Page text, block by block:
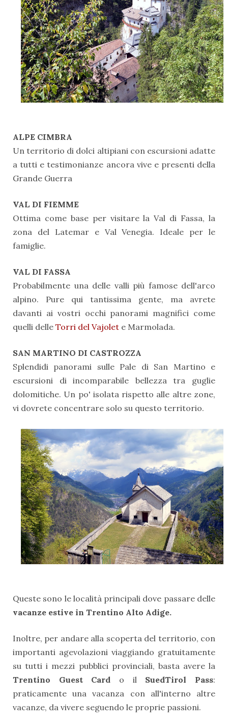
ALPE CIMBRA
Un territorio di dolci altipiani con escursioni adatte
a tutti e testimonianze ancora vive e presenti della
Grande Guerra
VAL DI FIEMME
Ottima come base per visitare la Val di Fassa, la
zona del Latemar e Val Venegia. Ideale per le
famiglie.
VAL DI FASSA
Probabilmente una delle valli più famose dell'arco
alpino. Pure qui tantissima gente, ma avrete
davanti ai vostri occhi panorami magnifici come
quelli delle Torri del Vajolet e Marmolada.
SAN MARTINO DI CASTROZZA
Splendidi panorami sulle Pale di San Martino e
escursioni di incomparabile bellezza tra guglie
dolomitiche. Un po' isolata rispetto alle altre zone,
vi dovrete concentrare solo su questo territorio.
Queste sono le località principali dove passare delle
vacanze estive in Trentino Alto Adige.
Inoltre, per andare alla scoperta del territorio, con
importanti agevolazioni viaggiando gratuitamente
su tutti i mezzi pubblici provinciali, basta avere la
Trentino Guest Card o il SuedTirol Pass:
praticamente una vacanza con all'interno altre
vacanze, da vivere seguendo le proprie passioni.